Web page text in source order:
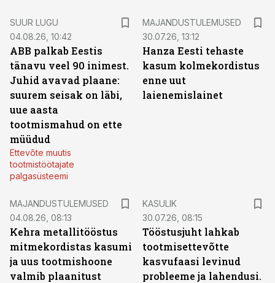
SUUR LUGU
04.08.26, 10:42
ABB palkab Eestis
tänavu veel 90 inimest.
Juhid avavad plaane:
suurem seisak on läbi,
uue aasta
tootmismahud on ette
müüdud
Ettevõte muutis
tootmistöötajate
palgasüsteemi
MAJANDUSTULEMUSED
30.07.26, 13:12
Hanza Eesti tehaste
kasum kolmekordistus
enne uut
laienemislainet
MAJANDUSTULEMUSED
04.08.26, 08:13
Kehra metallitööstus
mitmekordistas kasumi
ja uus tootmishoone
valmib plaanitust
KASULIK
30.07.26, 08:15
Tööstusjuht lahkab
tootmisettevõtte
kasvufaasi levinud
probleeme ja lahendusi.